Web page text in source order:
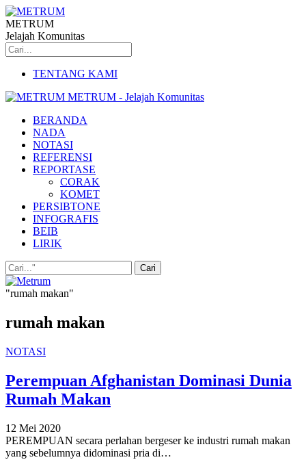
METRUM
Jelajah Komunitas
TENTANG KAMI
METRUM - Jelajah Komunitas
BERANDA
NADA
NOTASI
REFERENSI
REPORTASE
CORAK
KOMET
PERSIBTONE
INFOGRAFIS
BEIB
LIRIK
"rumah makan"
rumah makan
NOTASI
Perempuan Afghanistan Dominasi Dunia
Rumah Makan
12 Mei 2020
PEREMPUAN secara perlahan bergeser ke industri rumah makan
yang sebelumnya didominasi pria di…